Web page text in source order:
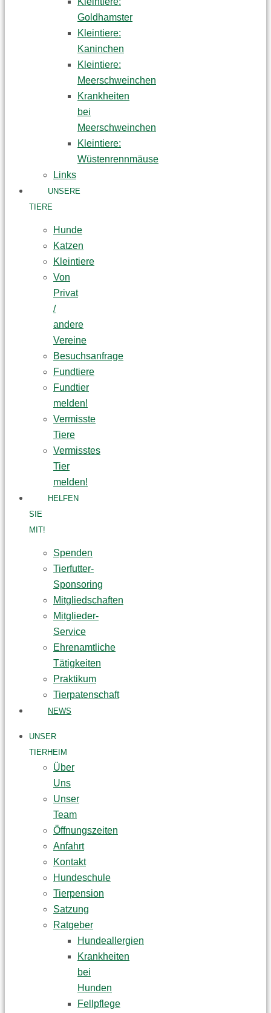
Goldhamster
Kleintiere:
Kaninchen
Kleintiere:
Meerschweinchen
Krankheiten
bei
Meerschweinchen
Kleintiere:
Wüstenrennmäuse
Links
UNSERE
TIERE
Hunde
Katzen
Kleintiere
Von
Privat
/
andere
Vereine
Besuchsanfrage
Fundtiere
Fundtier
melden!
Vermisste
Tiere
Vermisstes
Tier
melden!
HELFEN
SIE
MIT!
Spenden
Tierfutter-
Sponsoring
Mitgliedschaften
Mitglieder-
Service
Ehrenamtliche
Tätigkeiten
Praktikum
Tierpatenschaft
NEWS
UNSER
TIERHEIM
Über
Uns
Unser
Team
Öffnungszeiten
Anfahrt
Kontakt
Hundeschule
Tierpension
Satzung
Ratgeber
Hundeallergien
Krankheiten
bei
Hunden
Fellpflege